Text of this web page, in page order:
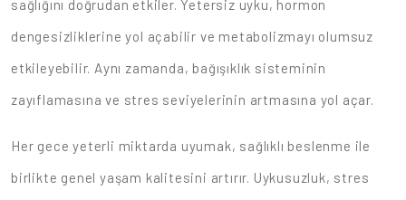
sağlığını doğrudan etkiler. Yetersiz uyku, hormon
dengesizliklerine yol açabilir ve metabolizmayı olumsuz
etkileyebilir. Aynı zamanda, bağışıklık sisteminin
zayıflamasına ve stres seviyelerinin artmasına yol açar.
Her gece yeterli miktarda uyumak, sağlıklı beslenme ile
birlikte genel yaşam kalitesini artırır. Uykusuzluk, stres